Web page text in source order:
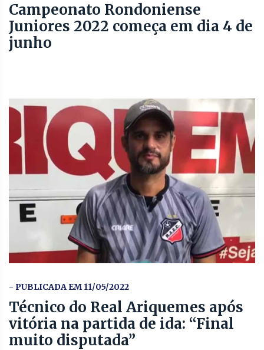
Campeonato Rondoniense
Juniores 2022 começa em dia 4 de
junho
- PUBLICADA EM 11/05/2022
Técnico do Real Ariquemes após
vitória na partida de ida: “Final
muito disputada”